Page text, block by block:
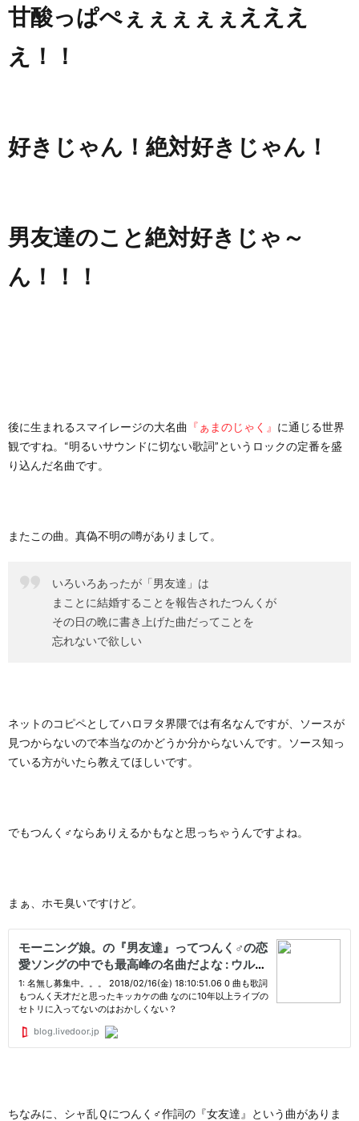
甘酸っぱぺぇぇぇぇぇえええ
え！！
好きじゃん！絶対好きじゃん！
男友達のこと絶対好きじゃ～
ん！！！
後に生まれるスマイレージの大名曲 『ぁまのじゃく』 に通じる世界
観ですね。“明るいサウンドに切ない歌詞”というロックの定番を盛
り込んだ名曲です。
またこの曲。真偽不明の噂がありまして。
いろいろあったが「男友達」は
まことに結婚することを報告されたつんくが
その日の晩に書き上げた曲だってことを
忘れないで欲しい
ネットのコピペとしてハロヲタ界隈では有名なんですが、ソースが
見つからないので本当なのかどうか分からないんです。ソース知っ
ている方がいたら教えてほしいです。
でもつんく♂ならありえるかもなと思っちゃうんですよね。
まぁ、ホモ臭いですけど。
ちなみに、シャ乱Ｑにつんく♂作詞の『女友達』という曲がありま